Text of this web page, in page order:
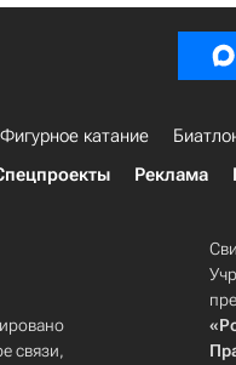
Фигурное катание
Реклама
связи,